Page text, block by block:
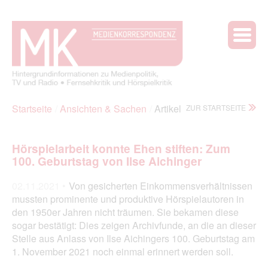
Startseite Ansichten & Sachen Artikel ZUR STARTSEITE
Hörspielarbeit konnte Ehen stiften: Zum
100. Geburtstag von Ilse Aichinger
Von gesicherten Einkommensverhältnissen
mussten prominente und produktive Hörspielautoren in
den 1950er Jahren nicht träumen. Sie bekamen diese
sogar bestätigt: Dies zeigen Archivfunde, an die an dieser
Stelle aus Anlass von Ilse Aichingers 100. Geburtstag am
1. November 2021 noch einmal erinnert werden soll.